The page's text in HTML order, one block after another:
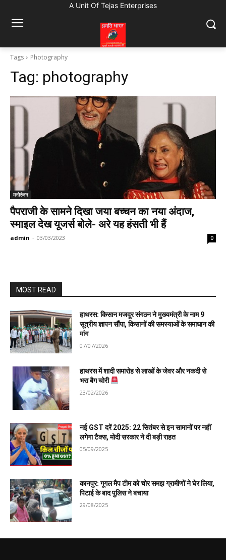
A Unit Of Tejas Enterprises
Tags Photography
Tag: photography
मनोरंजन
पैपराजी के सामने दिखा जया बच्चन का नया अंदाज,
स्माइल देख यूजर्स बोले- अरे यह हंसती भी हैं
admin - 03/03/2023 0
MOST READ
हाथरस: किसान मजदूर संगठन ने मुख्यमंत्री के नाम 9
सूत्रीय ज्ञापन सौंपा, किसानों की समस्याओं के समाधान की
मांग
07/07/2026
हाथरस में शादी समारोह से लाखों के जेवर और नकदी से
भरा बैग चोरी
23/02/2026
नई GST दरें 2025: 22 सितंबर से इन सामानों पर नहीं
लगेगा टैक्स, मोदी सरकार ने दी बड़ी राहत
05/09/2025
कानपुर: गूगल मैप टीम को चोर समझ ग्रामीणों ने घेर लिया,
पिटाई के बाद पुलिस ने बचाया
29/08/2025